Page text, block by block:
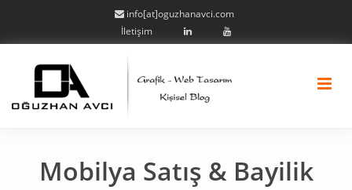
info[at]oguzhanavci.com
İletişim
Mobilya Satış & Bayilik